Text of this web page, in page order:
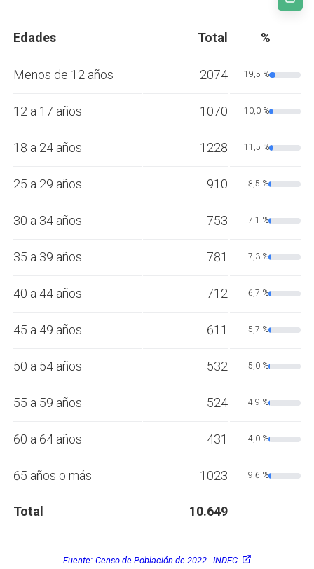
Edades Total %
Menos de 12 años 2074 19,5 %
12 a 17 años 1070 10,0 %
18 a 24 años 1228 11,5 %
25 a 29 años 910 8,5 %
30 a 34 años 753 7,1 %
35 a 39 años 781 7,3 %
40 a 44 años 712 6,7 %
45 a 49 años 611 5,7 %
50 a 54 años 532 5,0 %
55 a 59 años 524 4,9 %
60 a 64 años 431 4,0 %
65 años o más 1023 9,6 %
Total 10.649
Fuente: Censo de Población de 2022 - INDEC